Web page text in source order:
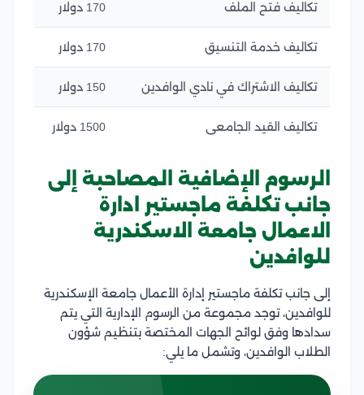
تكاليف فتح الملف 170 دولار
تكاليف خدمة التنسيق 170 دولار
تكاليف الاشتراك في نادي الوافدين 150 دولار
تكاليف القيد الجامعى 1500 دولار
الرسوم الإضافية المصاحبة إلى
جانب تكلفة ماجستير ادارة
الاعمال جامعة الاسكندرية
للوافدين
إلى جانب تكلفة ماجستير إدارة الأعمال جامعة الإسكندرية
للوافدين، توجد مجموعة من الرسوم الإدارية التي يتم
سدادها وفق لوائح الجهات المختصة بتنظيم شؤون
الطلاب الوافدين، وتشمل ما يلي: